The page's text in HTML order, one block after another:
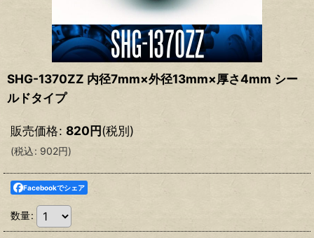
SHG-1370ZZ 内径7mm×外径13mm×厚さ4mm シー
ルドタイプ
販売価格: 820円(税別)
(税込: 902円)
Facebookでシェア
数量: